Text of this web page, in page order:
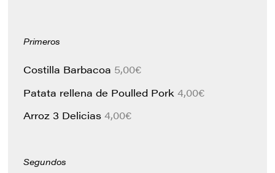
Primeros
Costilla Barbacoa 5,00€
Patata rellena de Poulled Pork4,00€
Arroz 3 Delicias4,00€
Segundos